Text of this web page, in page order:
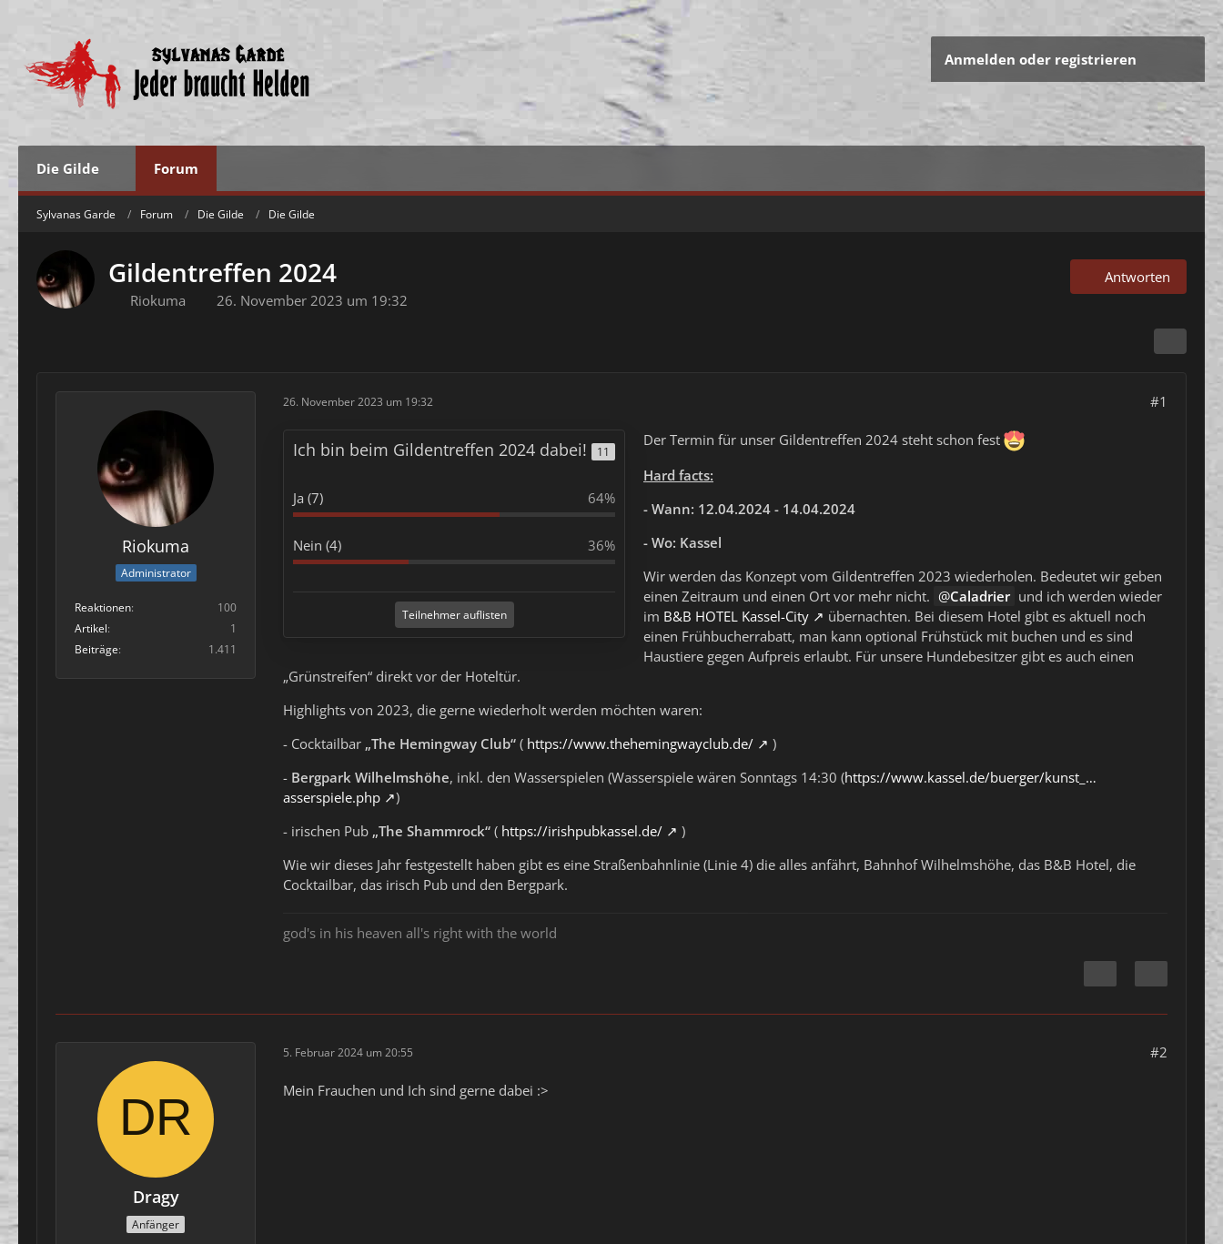
Anmelden oder registrieren
Die Gilde Forum
Sylvanas Garde Forum Die Gilde Die Gilde
Gildentreffen 2024
Riokuma 26. November 2023 um 19:32
Antworten
Riokuma
Administrator
Reaktionen
100
Artikel
1
Beiträge
1.411
26. November 2023 um 19:32 #1
Ich bin beim Gildentreffen 2024 dabei! 11
Ja (7) 64%
Nein (4) 36%
Teilnehmer auflisten
Der Termin für unser Gildentreffen 2024 steht schon fest
Hard facts:
- Wann: 12.04.2024 - 14.04.2024
- Wo: Kassel
Wir werden das Konzept vom Gildentreffen 2023 wiederholen. Bedeutet wir geben
einen Zeitraum und einen Ort vor mehr nicht.
Caladrier und ich werden wieder
im B&B HOTEL Kassel-City
übernachten. Bei diesem Hotel gibt es aktuell noch
einen Frühbucherrabatt, man kann optional Frühstück mit buchen und es sind
Haustiere gegen Aufpreis erlaubt. Für unsere Hundebesitzer gibt es auch einen
„Grünstreifen“ direkt vor der Hoteltür.
Highlights von 2023, die gerne wiederholt werden möchten waren:
- Cocktailbar „The Hemingway Club“ ( https://www.thehemingwayclub.de/
)
- Bergpark Wilhelmshöhe, inkl. den Wasserspielen (Wasserspiele wären Sonntags 14:30 (https://www.kassel.de/buerger/kunst_…
asserspiele.php
)
- irischen Pub „The Shammrock“ ( https://irishpubkassel.de/
)
Wie wir dieses Jahr festgestellt haben gibt es eine Straßenbahnlinie (Linie 4) die alles anfährt, Bahnhof Wilhelmshöhe, das B&B Hotel, die
Cocktailbar, das irisch Pub und den Bergpark.
god's in his heaven all's right with the world
Dragy
Anfänger
5. Februar 2024 um 20:55 #2
Mein Frauchen und Ich sind gerne dabei :>